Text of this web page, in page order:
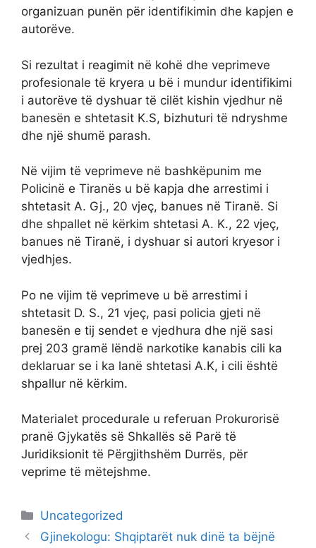
organizuan punën për identifikimin dhe kapjen e
autorëve.
Si rezultat i reagimit në kohë dhe veprimeve
profesionale të kryera u bë i mundur identifikimi
i autorëve të dyshuar të cilët kishin vjedhur në
banesën e shtetasit K.S, bizhuturi të ndryshme
dhe një shumë parash.
Në vijim të veprimeve në bashkëpunim me
Policinë e Tiranës u bë kapja dhe arrestimi i
shtetasit A. Gj., 20 vjeç, banues në Tiranë. Si
dhe shpallet në kërkim shtetasi A. K., 22 vjeç,
banues në Tiranë, i dyshuar si autori kryesor i
vjedhjes.
Po ne vijim të veprimeve u bë arrestimi i
shtetasit D. S., 21 vjeç, pasi policia gjeti në
banesën e tij sendet e vjedhura dhe një sasi
prej 203 gramë lëndë narkotike kanabis cili ka
deklaruar se i ka lanë shtetasi A.K, i cili është
shpallur në kërkim.
Materialet procedurale u referuan Prokurorisë
pranë Gjykatës së Shkallës së Parë të
Juridiksionit të Përgjithshëm Durrës, për
veprime të mëtejshme.
Categories
Uncategorized
GjinekoIogu: Shqiptarët nuk dinë ta bëjnë